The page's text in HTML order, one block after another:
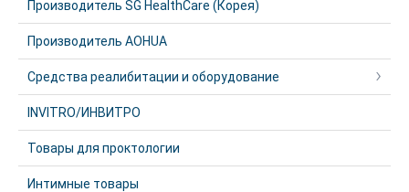
Производитель SG HealthCare (Корея)
Производитель AOHUA
Средства реалибитации и оборудование
INVITRO/ИНВИТРО
Товары для проктологии
Интимные товары